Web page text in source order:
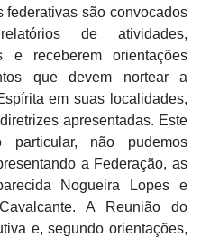
federativas são convocados
de atividades,
e receberem orientações
que devem nortear a
em suas localidades,
apresentadas. Este
não pudemos
a Federação, as
Nogueira Lopes e
A Reunião do
e, segundo orientações,